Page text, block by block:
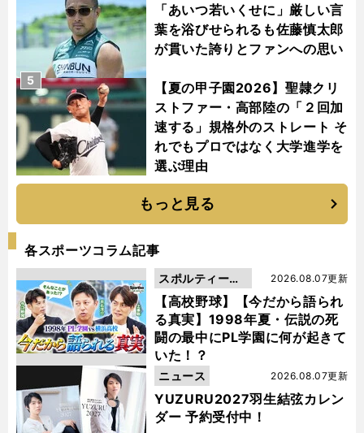
「あいつ若いくせに」厳しい言
葉を浴びせられるも佐藤慎太郎
が貫いた誇りとファンへの思い
【夏の甲子園2026】聖隷クリ
ストファー・高部陸の「２回加
速する」規格外のストレート そ
れでもプロではなく大学進学を
選ぶ理由
5
もっと見る
各スポーツコラム記事
【高校野球】【今だから語られ
る真実】1998年夏・伝説の死
闘の最中にPL学園に何が起きて
いた！？
2026.08.07更新
スポルティーバ
動画
YUZURU2027羽生結弦カレン
ダー 予約受付中！
2026.08.07更新
ニュース